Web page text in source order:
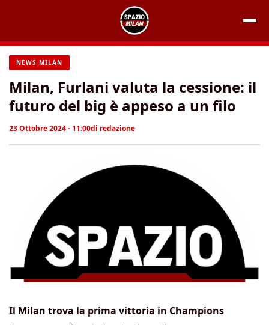
contenuto
NEWS MILAN
Milan, Furlani valuta la cessione: il
futuro del big è appeso a un filo
23 Ottobre 2024 - 11:00di redazione
Il Milan trova la prima vittoria in Champions